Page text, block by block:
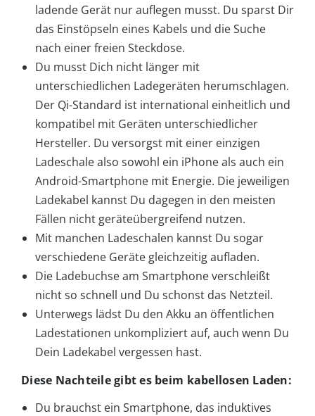
ladende Gerät nur auflegen musst. Du sparst Dir
das Einstöpseln eines Kabels und die Suche
nach einer freien Steckdose.
Du musst Dich nicht länger mit
unterschiedlichen Ladegeräten herumschlagen.
Der Qi-Standard ist international einheitlich und
kompatibel mit Geräten unterschiedlicher
Hersteller. Du versorgst mit einer einzigen
Ladeschale also sowohl ein iPhone als auch ein
Android-Smartphone mit Energie. Die jeweiligen
Ladekabel kannst Du dagegen in den meisten
Fällen nicht geräteübergreifend nutzen.
Mit manchen Ladeschalen kannst Du sogar
verschiedene Geräte gleichzeitig aufladen.
Die Ladebuchse am Smartphone verschleißt
nicht so schnell und Du schonst das Netzteil.
Unterwegs lädst Du den Akku an öffentlichen
Ladestationen unkompliziert auf, auch wenn Du
Dein Ladekabel vergessen hast.
Diese Nachteile gibt es beim kabellosen Laden:
Du brauchst ein Smartphone, das induktives